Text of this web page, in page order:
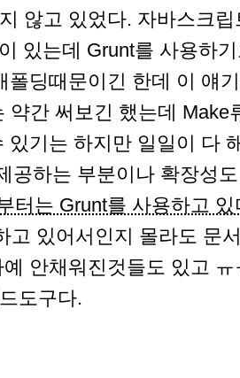
않고 있었다. 자바스크
있는데 Grunt를 사용하
폴딩때문이긴 한데 이 얘
약간 써보긴 했는데 Make
있기는 하지만 일일이 다
공하는 부분이나 확장성
터는 Grunt를 사용하고 있
고 있어서인지 몰라도 문
안채워진것들도 있고
도구다.